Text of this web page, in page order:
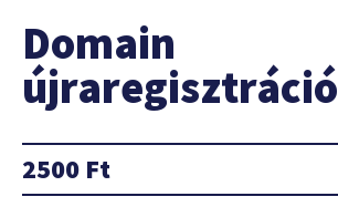
Domain
újraregisztráció
2500 Ft